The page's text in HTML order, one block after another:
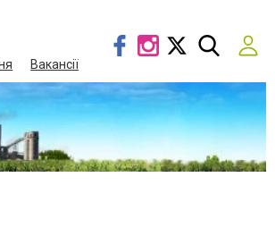
Вакансії